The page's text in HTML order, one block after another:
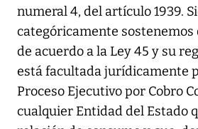
numeral 4, del artículo 1939.
categóricamente sostenemos
de acuerdo a la Ley 45 y su
está facultada jurídicamente
Proceso Ejecutivo por Cobro
cualquier Entidad del Estado